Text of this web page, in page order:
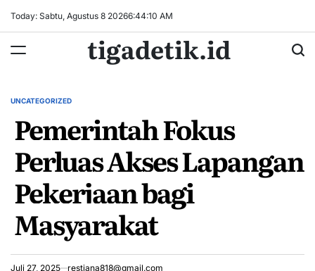
Today: Sabtu, Agustus 8 20266:44:11 AM
tigadetik.id
POSTED
UNCATEGORIZED
Pemerintah Fokus
Perluas Akses Lapangan
Pekerjaan bagi
Masyarakat
Juli 27, 2025 restiana818@gmail.com